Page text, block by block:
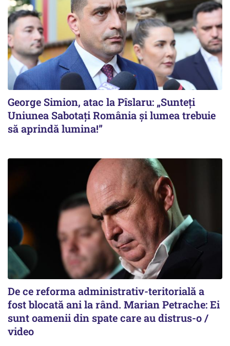
George Simion, atac la Pîslaru: „Sunteți
Uniunea Sabotați România și lumea trebuie
să aprindă lumina!”
De ce reforma administrativ-teritorială a
fost blocată ani la rând. Marian Petrache: Ei
sunt oamenii din spate care au distrus-o /
video